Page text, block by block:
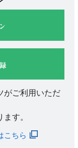
がご利用いただ
す。
こちら